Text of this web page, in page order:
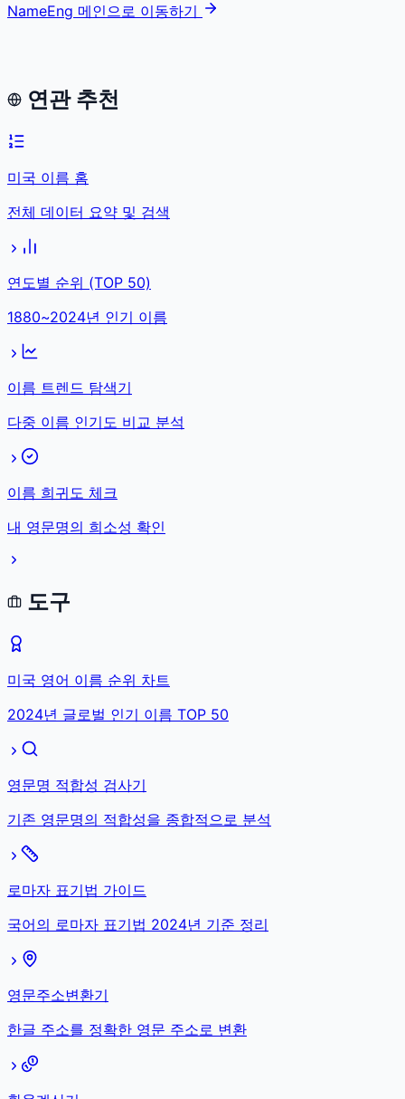
NameEng 메인으로 이동하기
연관 추천
미국 이름 홈
전체 데이터 요약 및 검색
연도별 순위 (TOP 50)
1880~2024년 인기 이름
이름 트렌드 탐색기
다중 이름 인기도 비교 분석
이름 희귀도 체크
내 영문명의 희소성 확인
도구
미국 영어 이름 순위 차트
2024년 글로벌 인기 이름 TOP 50
영문명 적합성 검사기
기존 영문명의 적합성을 종합적으로 분석
로마자 표기법 가이드
국어의 로마자 표기법 2024년 기준 정리
영문주소변환기
한글 주소를 정확한 영문 주소로 변환